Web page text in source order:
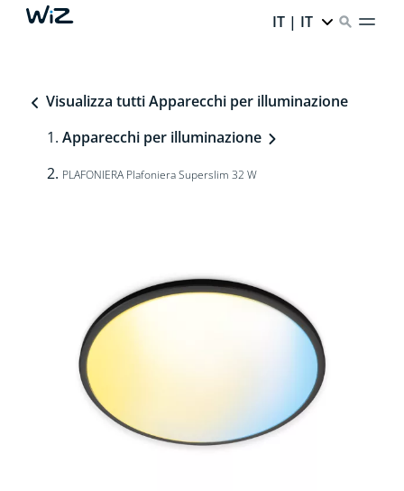
IT | IT
Visualizza tutti Apparecchi per illuminazione
Apparecchi per illuminazione
PLAFONIERA Plafoniera Superslim 32 W